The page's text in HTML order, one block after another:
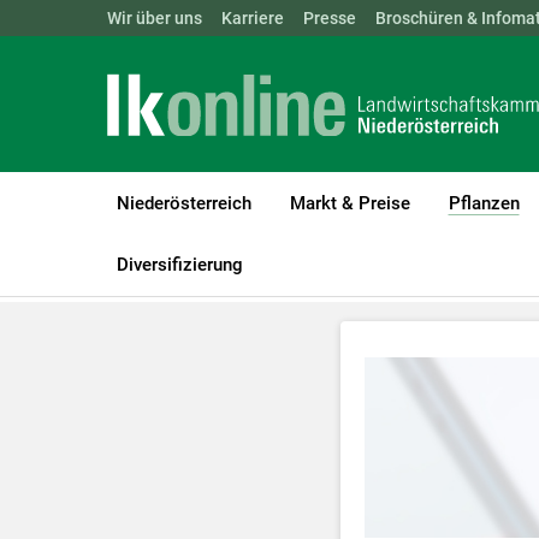
Landwirtschaftskammern: ÖSTERREICH BGLD KTN
Wir über uns Karriere Presse Broschüren &
Niederösterreich Markt & Preise Pflanzen
Diversifizierung
LK Niederösterreich
Zum
Für weitere